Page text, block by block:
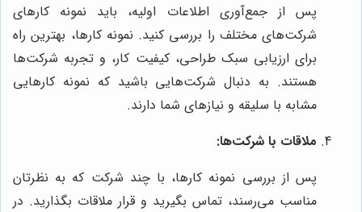
پس از جمع‌آوری اطلاعات اولیه، باید نمونه کارهای
شرکت‌های مختلف را بررسی کنید. نمونه کارها، بهترین راه
برای ارزیابی سبک طراحی، کیفیت کار، و تجربه شرکت‌ها
هستند. به دنبال شرکت‌هایی باشید که نمونه کارهایی
مشابه با سلیقه و نیازهای شما دارند.
ملاقات با شرکت‌ها:
پس از بررسی نمونه کارها، با چند شرکت که به نظرتان
مناسب می‌رسند، تماس بگیرید و قرار ملاقات بگذارید. در